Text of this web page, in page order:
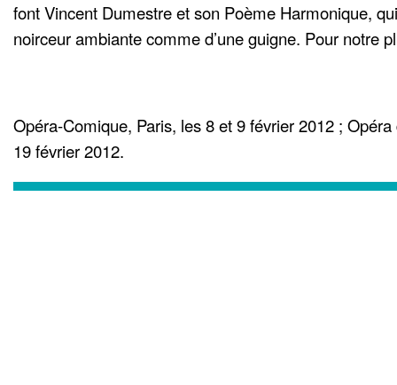
font Vincent Dumestre et son Poème Harmonique,
noirceur ambiante comme d’une guigne. Pour notre
Opéra-Comique, Paris, les 8 et 9 février 2012 ;
19 février 2012.